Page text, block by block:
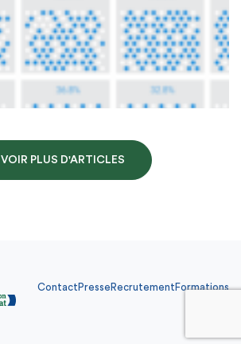
VOIR PLUS D'ARTICLES
Contact Presse Recrutement Formations